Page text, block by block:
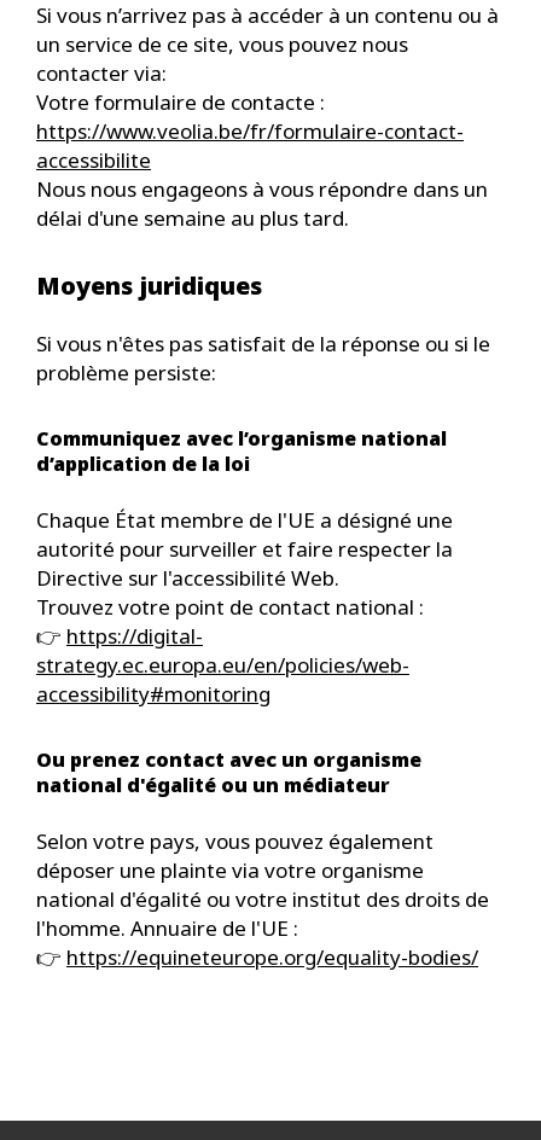
Si vous n’arrivez pas à accéder à un contenu ou à
un service de ce site, vous pouvez nous
contacter via:
Votre formulaire de contacte :
https://www.veolia.be/fr/formulaire-contact-
accessibilite
Nous nous engageons à vous répondre dans un
délai d'une semaine au plus tard.
Moyens juridiques
Si vous n'êtes pas satisfait de la réponse ou si le
problème persiste:
Communiquez avec l’organisme national
d’application de la loi
Chaque État membre de l'UE a désigné une
autorité pour surveiller et faire respecter la
Directive sur l'accessibilité Web.
Trouvez votre point de contact national :
👉 https://digital-
strategy.ec.europa.eu/en/policies/web-
accessibility#monitoring
Ou prenez contact avec un organisme
national d'égalité ou un médiateur
Selon votre pays, vous pouvez également
déposer une plainte via votre organisme
national d'égalité ou votre institut des droits de
l'homme. Annuaire de l'UE :
👉 https://equineteurope.org/equality-bodies/